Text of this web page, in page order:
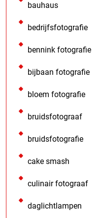
bauhaus
bedrijfsfotografie
bennink fotografie
bijbaan fotografie
bloem fotografie
bruidsfotograaf
bruidsfotografie
cake smash
culinair fotograaf
daglichtlampen